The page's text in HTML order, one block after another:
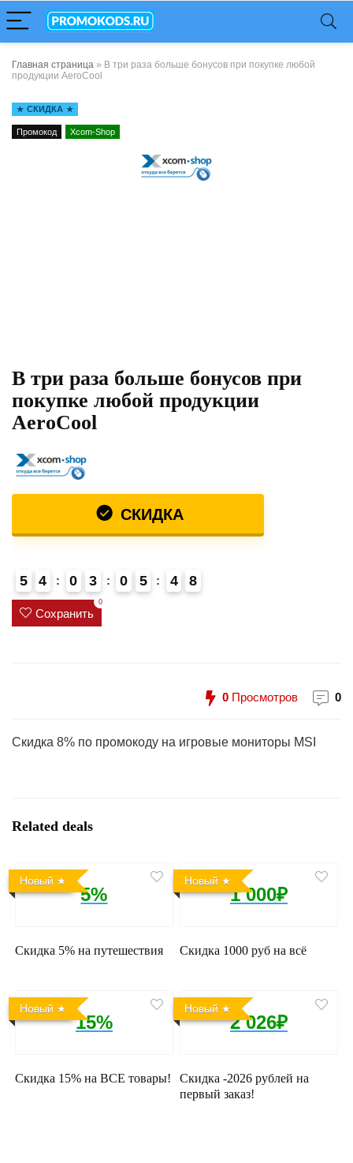
Главная страница » В три раза больше бонусов при покупке любой
продукции AeroCool
СКИДКА
Промокод Xcom-Shop
В три раза больше бонусов при
покупке любой продукции
AeroCool
СКИДКА
5 4 0 3 0 5 4 8
Сохранить
0
0 Просмотров 0
Скидка 8% по промокоду на игровые мониторы MSI
Related deals
Новый
5%
Скидка 5% на путешествия
Новый
1 000₽
Скидка 1000 руб на всё
Новый
15%
Скидка 15% на ВСЕ товары!
Новый
2 026₽
Скидка -2026 рублей на
первый заказ!